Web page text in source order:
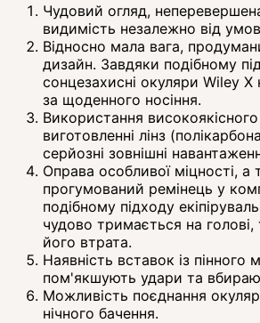
Чудовий огляд, неперевершена
видимість незалежно від
Відносно мала вага,
дизайн. Завдяки подібному
сонцезахисні окуляри Wiley X
за щоденного носіння.
Використання
виготовленні лінз
серйозні зовнішні
Оправа особливої міцності, а
прогумований ремінець у
подібному підходу
чудово тримається на
його втрата.
Наявність вставок із пінного
пом'якшують удари та
Можливість поєднання
нічного бачення.